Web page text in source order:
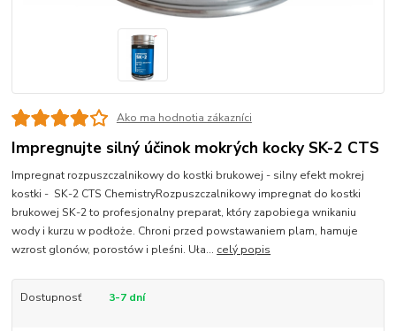
Ako ma hodnotia zákazníci
Impregnujte silný účinok mokrých kocky SK-2 CTS
Impregnat rozpuszczalnikowy do kostki brukowej - silny efekt mokrej
kostki - SK-2 CTS ChemistryRozpuszczalnikowy impregnat do kostki
brukowej SK-2 to profesjonalny preparat, który zapobiega wnikaniu
wody i kurzu w podłoże. Chroni przed powstawaniem plam, hamuje
wzrost glonów, porostów i pleśni. Uła... celý popis
Dostupnosť 3-7 dní